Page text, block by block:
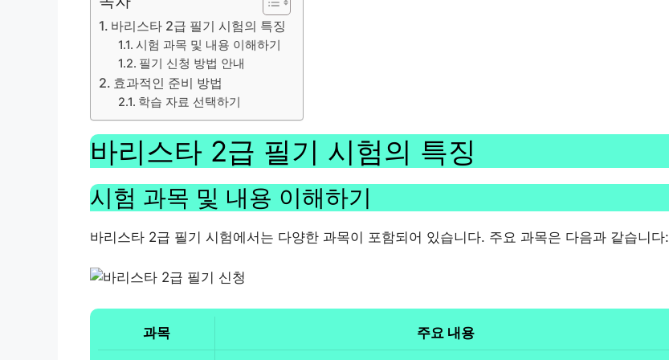
바리스타 2급 필기 시험의 특징
시험 과목 및 내용 이해하기
필기 신청 방법 안내
효과적인 준비 방법
학습 자료 선택하기
바리스타 2급 필기 시험의 특징
시험 과목 및 내용 이해하기
바리스타 2급 필기 시험에서는 다양한 과목이 포함되어 있습니다. 주요 과목은 다음과 같습니다:
과목 주요 내용